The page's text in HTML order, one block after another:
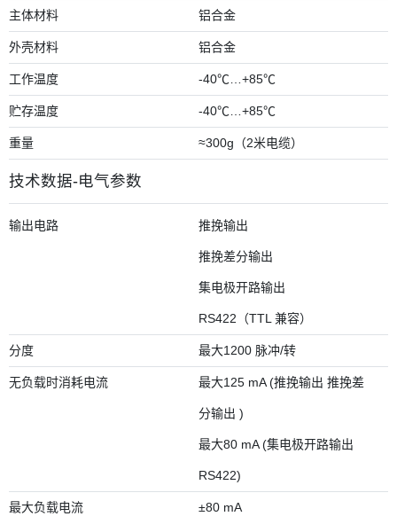
主体材料 铝合金
外壳材料 铝合金
工作温度 -40℃…+85℃
贮存温度 -40℃…+85℃
重量 ≈300g（2米电缆）
技术数据-电气参数
输出电路 推挽输出
推挽差分输出
集电极开路输出
RS422（TTL 兼容）
分度 最大1200 脉冲/转
无负载时消耗电流 最大125 mA (推挽输出 推挽差
分输出 )
最大80 mA (集电极开路输出
RS422)
最大负载电流 ±80 mA